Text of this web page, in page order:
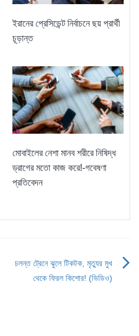
ইরানের প্রেসিডেন্ট নির্বাচনে ছয় প্রার্থী
চূড়ান্ত
মোবাইলের নেশা মানব শরীরে নিষিদ্ধ
ড্রাগের মতো কাজ করে!-গবেষণা
প্রতিবেদন
চলন্ত ট্রেনে ঝুলে টিকটক, মৃত্যুর মুখ
থেকে ফিরল কিশোর! (ভিডিও)